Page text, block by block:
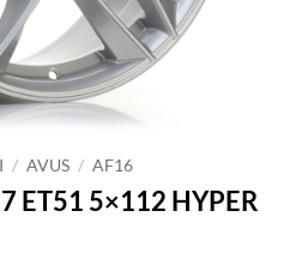
/ AVUS / AF16
ET51 5×112 HYPER